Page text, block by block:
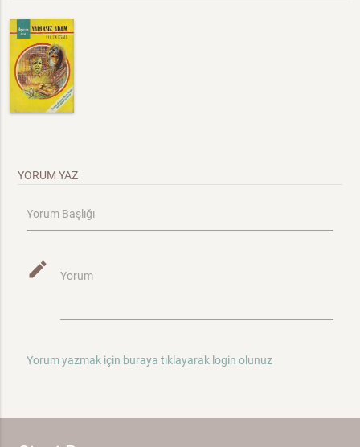
YORUM YAZ
Yorum Başlığı
mode_edit Yorum
Yorum yazmak için buraya tıklayarak login olunuz